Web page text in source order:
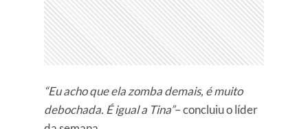
“Eu acho que ela zomba demais, é muito
debochada. É igual a Tina”– concluiu o líder